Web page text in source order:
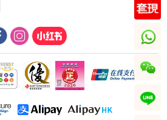
whatsapp